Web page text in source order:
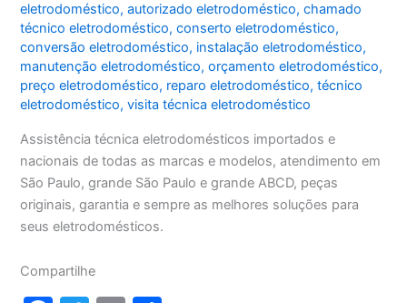
eletrodoméstico,autorizado eletrodoméstico,chamado
técnico eletrodoméstico,conserto eletrodoméstico,
conversão eletrodoméstico, instalação eletrodoméstico,
manutenção eletrodoméstico,orçamento eletrodoméstico,
preço eletrodoméstico, reparo eletrodoméstico,técnico
eletrodoméstico,visita técnica eletrodoméstico
Assistência técnica eletrodomésticos importados e
nacionais de todas as marcas e modelos, atendimento em
São Paulo, grande São Paulo e grande ABCD, peças
originais, garantia e sempre as melhores soluções para
seus eletrodomésticos.
Compartilhe